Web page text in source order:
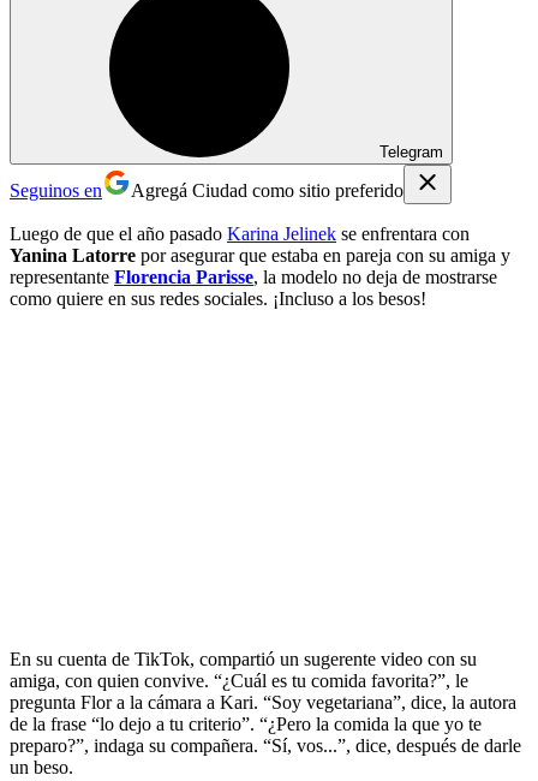
Telegram
Seguinos en Agregá Ciudad como sitio preferido
Luego de que el año pasado Karina Jelinek se enfrentara con
Yanina Latorre por asegurar que estaba en pareja con su amiga y
representante Florencia Parisse, la modelo no deja de mostrarse
como quiere en sus redes sociales. ¡Incluso a los besos!
En su cuenta de TikTok, compartió un sugerente video con su
amiga, con quien convive. “¿Cuál es tu comida favorita?”, le
pregunta Flor a la cámara a Kari. “Soy vegetariana”, dice, la autora
de la frase “lo dejo a tu criterio”. “¿Pero la comida la que yo te
preparo?”, indaga su compañera. “Sí, vos...”, dice, después de darle
un beso.